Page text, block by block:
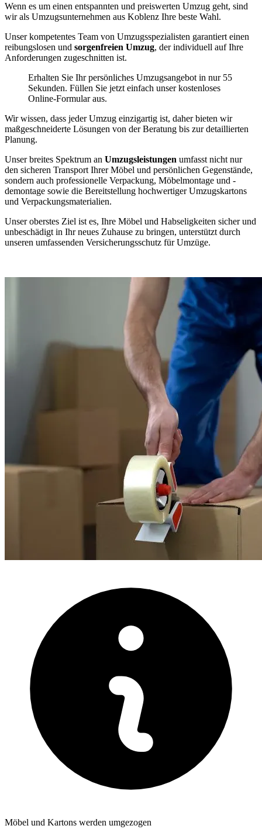
Wenn es um einen entspannten und preiswerten Umzug geht, sind
wir als Umzugsunternehmen aus Koblenz Ihre beste Wahl.
Unser kompetentes Team von Umzugsspezialisten garantiert einen
reibungslosen und sorgenfreien Umzug, der individuell auf Ihre
Anforderungen zugeschnitten ist.
Erhalten Sie Ihr persönliches Umzugsangebot in nur 55
Sekunden. Füllen Sie jetzt einfach unser kostenloses
Online-Formular aus.
Wir wissen, dass jeder Umzug einzigartig ist, daher bieten wir
maßgeschneiderte Lösungen von der Beratung bis zur detaillierten
Planung.
Unser breites Spektrum an Umzugsleistungen umfasst nicht nur
den sicheren Transport Ihrer Möbel und persönlichen Gegenstände,
sondern auch professionelle Verpackung, Möbelmontage und -
demontage sowie die Bereitstellung hochwertiger Umzugskartons
und Verpackungsmaterialien.
Unser oberstes Ziel ist es, Ihre Möbel und Habseligkeiten sicher und
unbeschädigt in Ihr neues Zuhause zu bringen, unterstützt durch
unseren umfassenden Versicherungsschutz für Umzüge.
Möbel und Kartons werden umgezogen